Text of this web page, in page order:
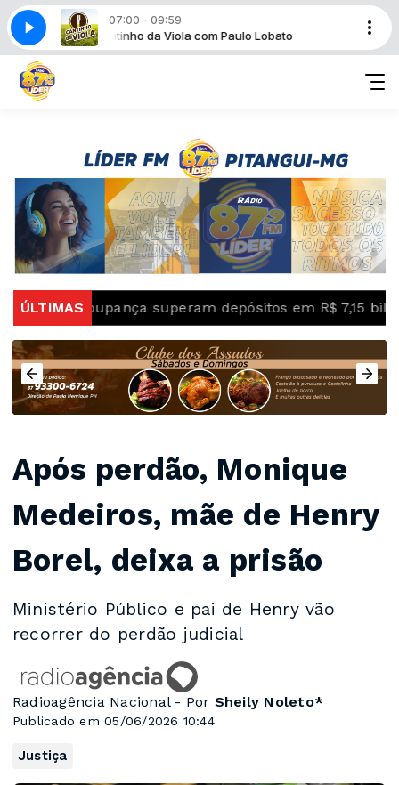
07:00 - 09:59
Cantinho da Viola com Paulo Lobato
ÚLTIMAS
poupança superam depósitos em R$ 7,15 bilhões
Após perdão, Monique
Medeiros, mãe de Henry
Borel, deixa a prisão
Ministério Público e pai de Henry vão
recorrer do perdão judicial
Radioagência Nacional - Por Sheily Noleto*
Publicado em 05/06/2026 10:44
Justiça